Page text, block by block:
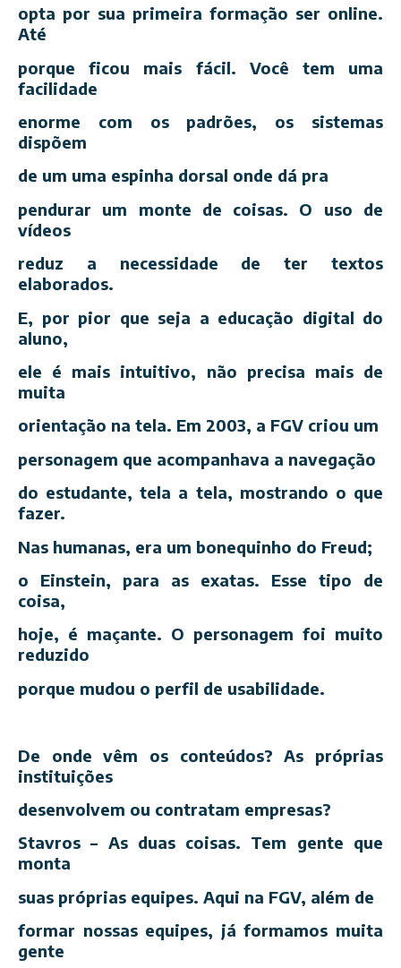
opta por sua primeira formação ser online.
Até
porque ficou mais fácil. Você tem uma
facilidade
enorme com os padrões, os sistemas
dispõem
de um uma espinha dorsal onde dá pra
pendurar um monte de coisas. O uso de
vídeos
reduz a necessidade de ter textos
elaborados.
E, por pior que seja a educação digital do
aluno,
ele é mais intuitivo, não precisa mais de
muita
orientação na tela. Em 2003, a FGV criou um
personagem que acompanhava a navegação
do estudante, tela a tela, mostrando o que
fazer.
Nas humanas, era um bonequinho do Freud;
o Einstein, para as exatas. Esse tipo de
coisa,
hoje, é maçante. O personagem foi muito
reduzido
porque mudou o perfil de usabilidade.
De onde vêm os conteúdos? As próprias
instituições
desenvolvem ou contratam empresas?
Stavros – As duas coisas. Tem gente que
monta
suas próprias equipes. Aqui na FGV, além de
formar nossas equipes, já formamos muita
gente